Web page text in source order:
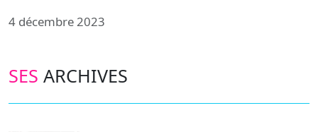
4 décembre 2023
SES ARCHIVES